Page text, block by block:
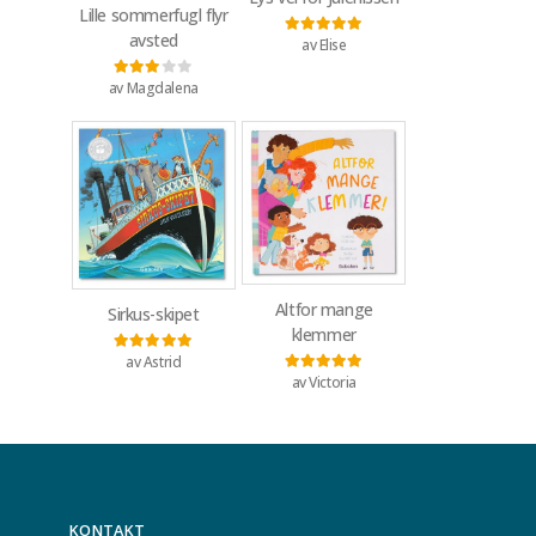
Lille sommerfugl flyr
avsted
Vurdert3av 5
av Magdalena
Vurdert5
av Elise
Sirkus-skipet
Vurdert5
av Astrid
Altfor mange
klemmer
Vurdert5av 5
av Victoria
KONTAKT